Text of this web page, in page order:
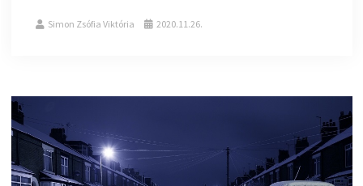
Simon Zsófia Viktória 2020.11.26.